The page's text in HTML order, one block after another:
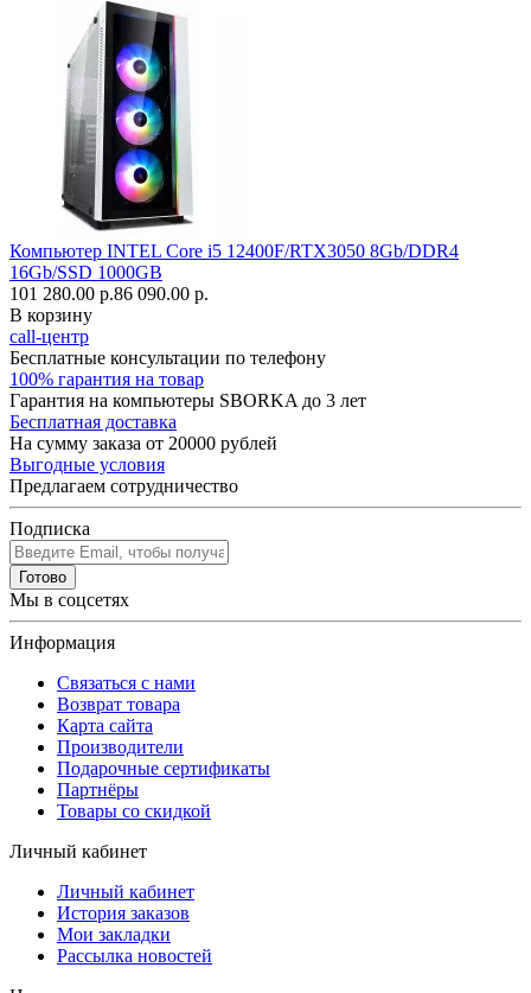
Компьютер INTEL Core i5 12400F/RTX3050 8Gb/DDR4
16Gb/SSD 1000GB
101 280.00 р.86 090.00 р.
В корзину
call-центр
Бесплатные консультации по телефону
100% гарантия на товар
Гарантия на компьютеры SBORKA до 3 лет
Бесплатная доставка
На сумму заказа от 20000 рублей
Выгодные условия
Предлагаем сотрудничество
Подписка
Готово
Мы в соцсетях
Информация
Связаться с нами
Возврат товара
Карта сайта
Производители
Подарочные сертификаты
Партнёры
Товары со скидкой
Личный кабинет
Личный кабинет
История заказов
Мои закладки
Рассылка новостей